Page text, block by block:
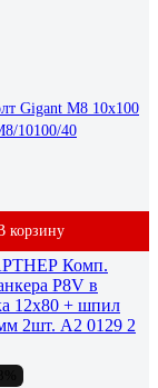
Gigant М8 10x100
10100/40
корзину